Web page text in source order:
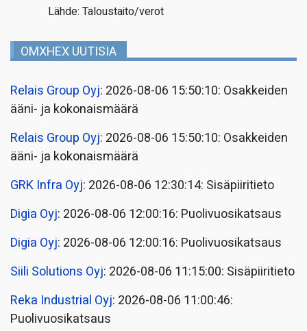
Lähde: Taloustaito/verot
OMXHEX UUTISIA
Relais Group Oyj: 2026-08-06 15:50:10: Osakkeiden
ääni- ja kokonaismäärä
Relais Group Oyj: 2026-08-06 15:50:10: Osakkeiden
ääni- ja kokonaismäärä
GRK Infra Oyj: 2026-08-06 12:30:14: Sisäpiiritieto
Digia Oyj: 2026-08-06 12:00:16: Puolivuosikatsaus
Digia Oyj: 2026-08-06 12:00:16: Puolivuosikatsaus
Siili Solutions Oyj: 2026-08-06 11:15:00: Sisäpiiritieto
Reka Industrial Oyj: 2026-08-06 11:00:46:
Puolivuosikatsaus